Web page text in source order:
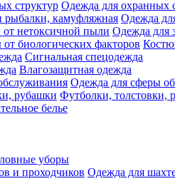
Одежда для охранных
Одежда
Одежда для
Сигнальная спецодежда
Влагозащитная одежда
Одежда для сферы
Футболки, толстовки,
белье
уборы
Одежда для